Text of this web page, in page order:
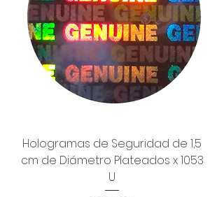
Hologramas de Seguridad de 1,5
cm de Diámetro Plateados x 1053
U